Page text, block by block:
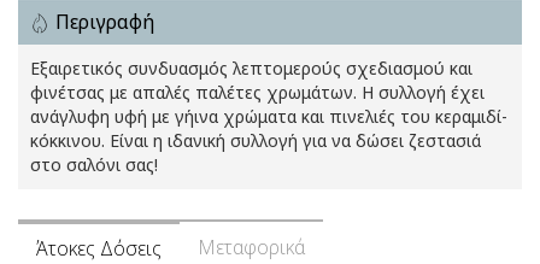
Περιγραφή
Εξαιρετικός συνδυασμός λεπτομερούς σχεδιασμού και
φινέτσας με απαλές παλέτες χρωμάτων. Η συλλογή έχει
ανάγλυφη υφή με γήινα χρώματα και πινελιές του κεραμιδί-
κόκκινου. Είναι η ιδανική συλλογή για να δώσει ζεστασιά
στο σαλόνι σας!
Άτοκες Δόσεις Μεταφορικά